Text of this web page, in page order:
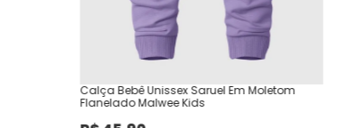
Calça Bebê Unissex Saruel Em Moletom
Flanelado Malwee Kids